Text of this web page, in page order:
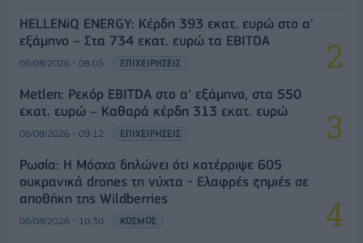
HELLENiQ ENERGY: Κέρδη 393 εκατ. ευρώ στο α'
εξάμηνο – Στα 734 εκατ. ευρώ τα EBITDA
06/08/2026 - 08:05 ΕΠΙΧΕΙΡΗΣΕΙΣ
Metlen: Ρεκόρ EBITDA στο α' εξάμηνο, στα 550
εκατ. ευρώ – Καθαρά κέρδη 313 εκατ. ευρώ
06/08/2026 - 09:12 ΕΠΙΧΕΙΡΗΣΕΙΣ
Ρωσία: Η Μόσχα δηλώνει ότι κατέρριψε 605
ουκρανικά drones τη νύχτα - Ελαφρές ζημιές σε
αποθήκη της Wildberries
06/08/2026 - 10:30 ΚΟΣΜΟΣ